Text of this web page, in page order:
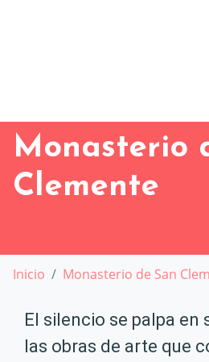
Monasterio
Clemente
Inicio Monasterio de San
El silencio se palpa en
las obras de arte que